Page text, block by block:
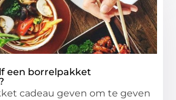
een borrelpakket
cadeau geven om te geven